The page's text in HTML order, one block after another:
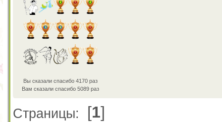
Вы сказали спасибо 4170 раз
Вам сказали спасибо 5089 раз
Страницы: [1]